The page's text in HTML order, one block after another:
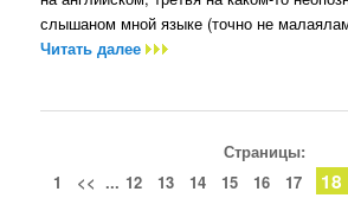
слышаном мной языке (точно не
Читать далее
Страницы:
1
<< ... 12 13 14 15 16 17 18